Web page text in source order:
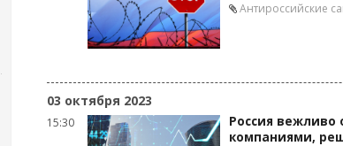
Антироссийские
03 октября 2023
15:30
Россия вежливо
компаниями,